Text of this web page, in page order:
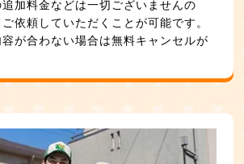
加料金などは一切ございませんの
依頼していただくことが可能です。
が合わない場合は無料キャンセルが